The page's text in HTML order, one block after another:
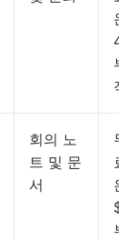
은
49
부
작
회의 노
트 및 문
서
무
료
은
부